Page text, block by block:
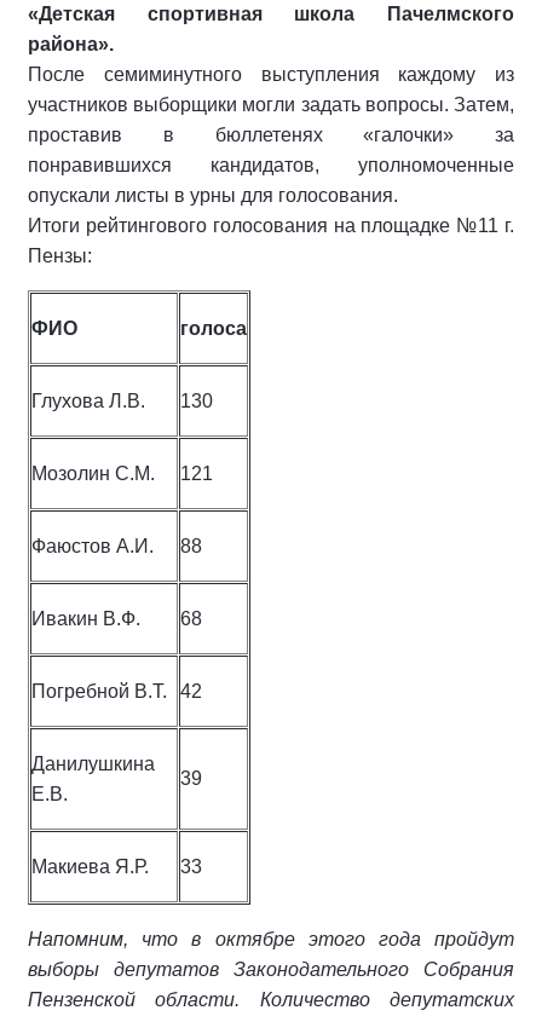
«Детская спортивная школа Пачелмского
района».
После семиминутного выступления каждому из
участников выборщики могли задать вопросы. Затем,
проставив в бюллетенях «галочки» за
понравившихся кандидатов, уполномоченные
опускали листы в урны для голосования.
Итоги рейтингового голосования на площадке №11 г.
Пензы:
ФИО голоса
Глухова Л.В. 130
Мозолин С.М. 121
Фаюстов А.И. 88
Ивакин В.Ф. 68
Погребной В.Т. 42
Данилушкина
Е.В.
39
Макиева Я.Р. 33
Напомним, что в октябре этого года пройдут
выборы депутатов Законодательного Собрания
Пензенской области. Количество депутатских